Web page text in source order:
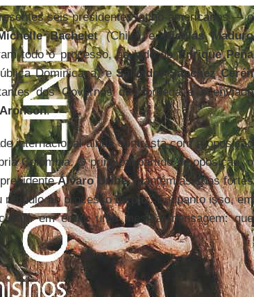
seis presidentes latino-americanos — o
Bachelet(Chile) eNicolás Maduro
todo o processo, ao lado deEnrique Peña
Dominicana) eSalvador Sánchez Cerén
dos Governos da Noruega e o enviado
.
internacional ainda contrasta com a oposição
Colômbia. O principal partido de oposição, o
Álvaro Uribe, mantém as suas fortes
ao processo de paz. Enquanto isso, em
em emitir uma mesma mensagem: que